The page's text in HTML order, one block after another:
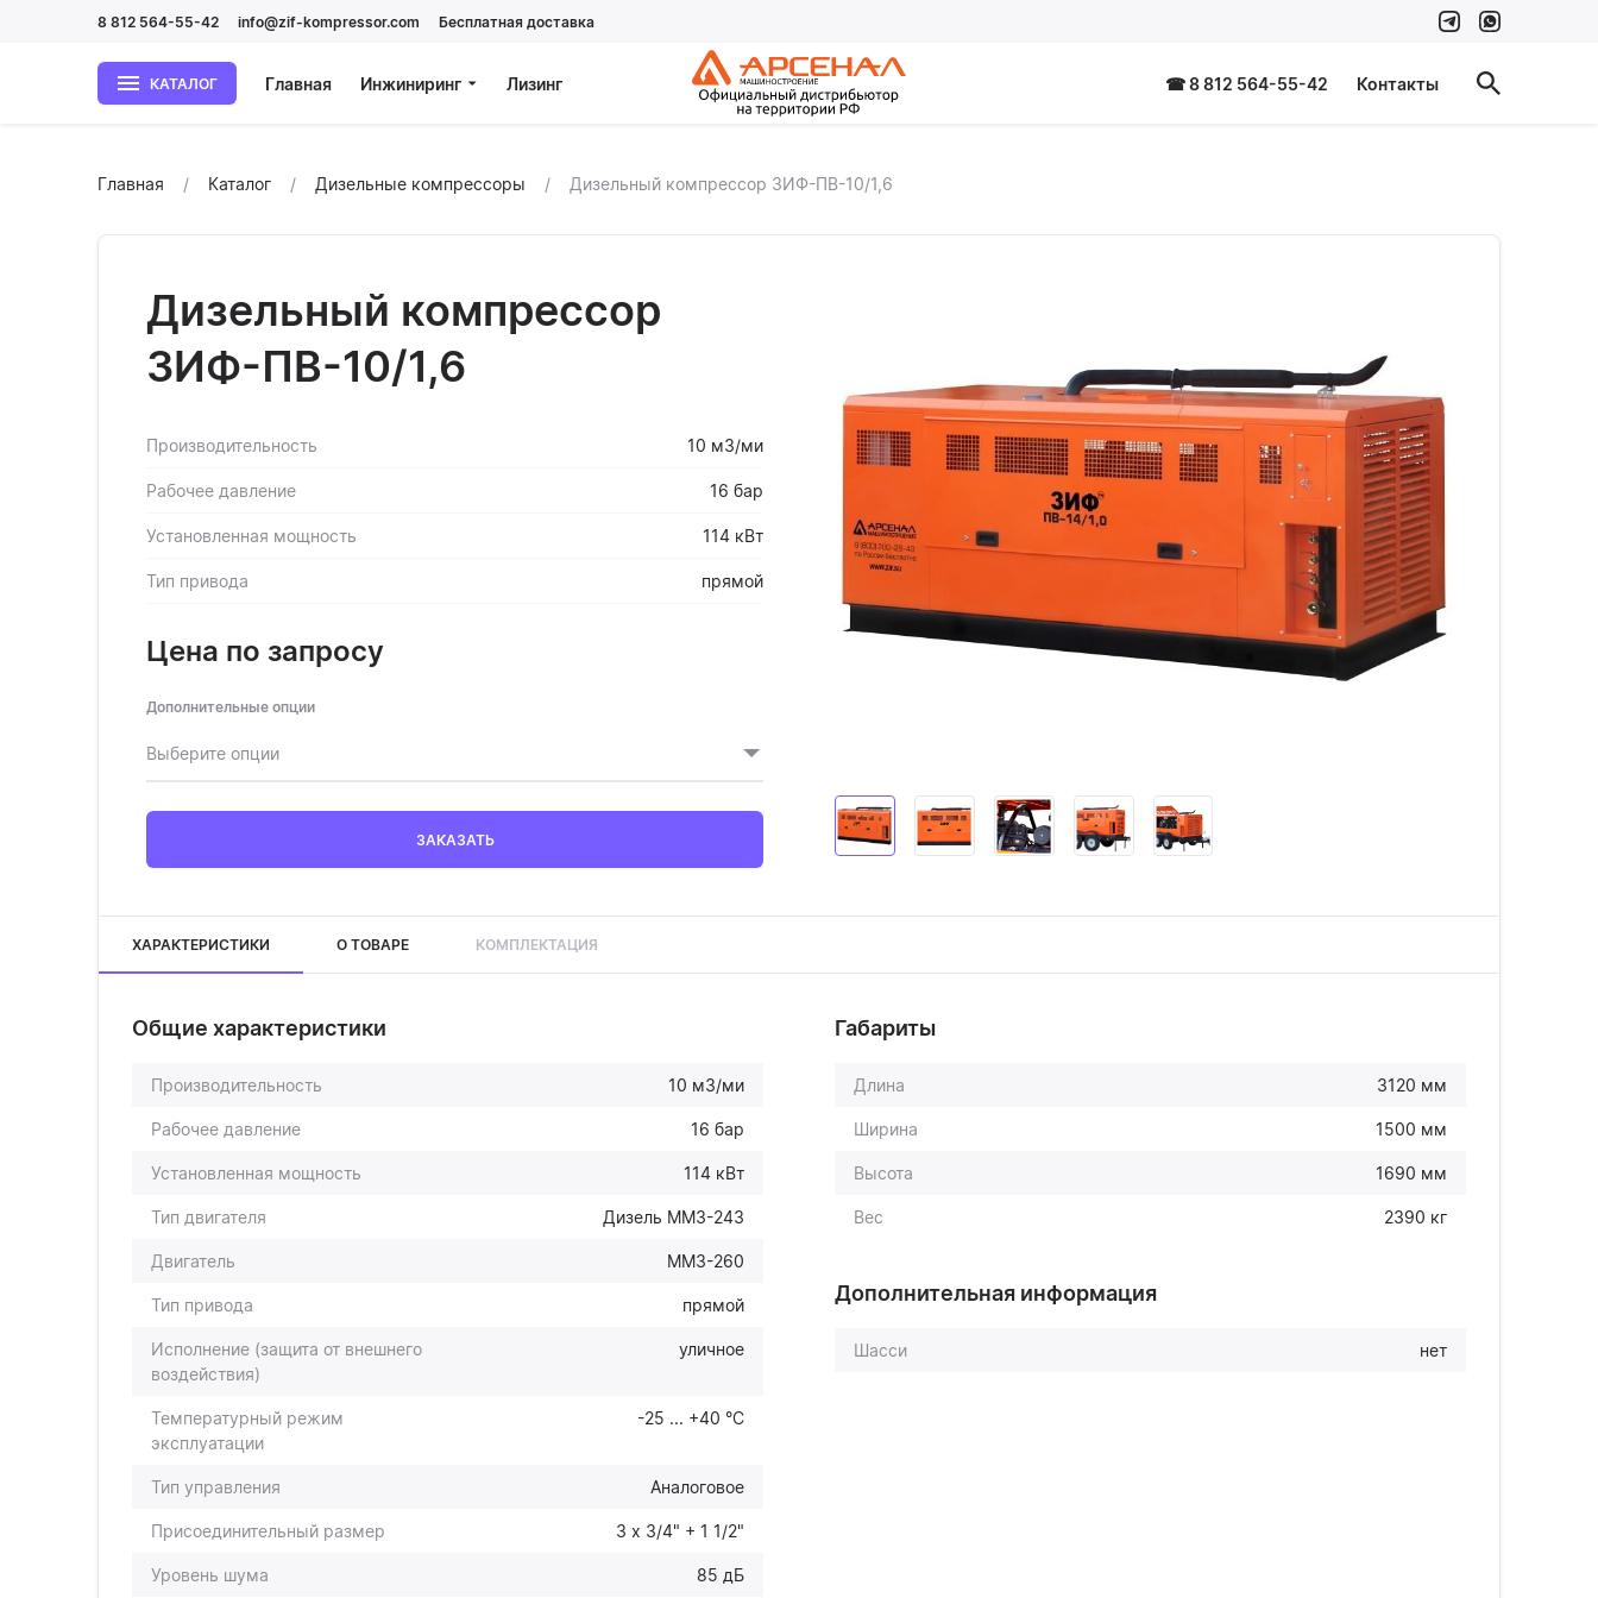
8 812 564-55-42 info@zif-kompressor.com Бесплатная доставка
КАТАЛОГ Главная Инжиниринг Лизинг ☎ 8 812 564-55-42 Контакты
Главная Каталог Дизельные компрессоры Дизельный компрессор ЗИФ-ПВ-10/1,6
Дизельный компрессор
ЗИФ-ПВ-10/1,6
Производительность 10 м3/ми
Рабочее давление 16 бар
Установленная мощность 114 кВт
Тип привода прямой
Цена по запросу
Дополнительные опции
Выберите опции
ЗАКАЗАТЬ
ХАРАКТЕРИСТИКИ О ТОВАРЕ КОМПЛЕКТАЦИЯ
Общие характеристики
Производительность 10 м3/ми
Рабочее давление 16 бар
Установленная мощность 114 кВт
Тип двигателя Дизель ММЗ-243
Двигатель ММЗ-260
Тип привода прямой
Исполнение (защита от внешнего
воздействия)
уличное
Температурный режим
эксплуатации
-25 ... +40 °С
Тип управления Аналоговое
Присоединительный размер 3 х 3/4" + 1 1/2"
Уровень шума 85 дБ
Габариты
Длина 3120 мм
Ширина 1500 мм
Высота 1690 мм
Вес 2390 кг
Дополнительная информация
Шасси нет